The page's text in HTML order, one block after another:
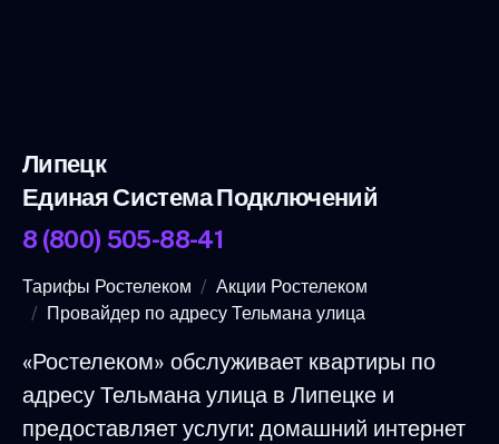
Липецк
Единая Система Подключений
8 (800) 505-88-41
Тарифы Ростелеком
Акции Ростелеком
Провайдер по адресу Тельмана улица
«Ростелеком» обслуживает квартиры по
адресу Тельмана улица в Липецке и
предоставляет услуги: домашний интернет